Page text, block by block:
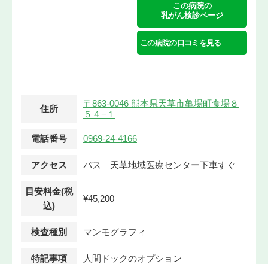
この病院の
乳がん検診ページ
この病院の口コミを見る
住所
〒863-0046 熊本県天草市亀場町食場８
５４−１
電話番号 0969-24-4166
アクセス バス 天草地域医療センター下車すぐ
目安料金(税
込)
¥45,200
検査種別 マンモグラフィ
特記事項 人間ドックのオプション